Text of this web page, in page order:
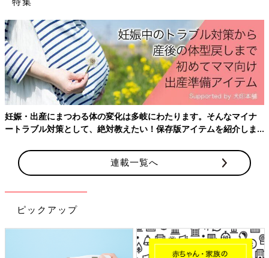
妊娠・出産にまつわる体の変化は多岐にわたります。そんなマイナ
ートラブル対策として、絶対教えたい！保存版アイテムを紹介しま
連載一覧へ
ピックアップ